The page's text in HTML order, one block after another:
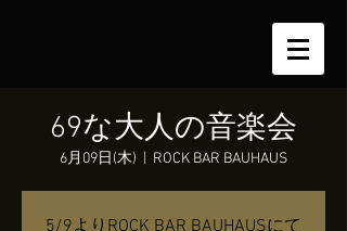
69な大人の音楽会
6月09日(木) ROCK BAR BAUHAUS
5/9よりROCK BAR BAUHAUSにて